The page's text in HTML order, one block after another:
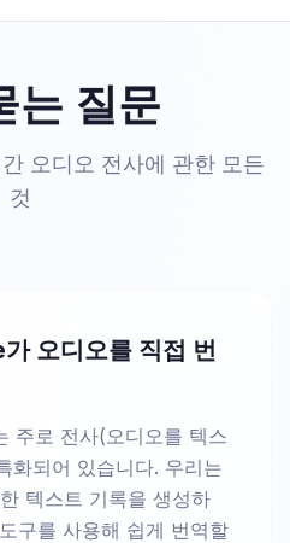
는 질문
오디오 전사에 관한 모든
것
오디오를 직접 번
주로 전사(오디오를 텍스
화되어 있습니다. 우리는
텍스트 기록을 생성하
구를 사용해 쉽게 번역할